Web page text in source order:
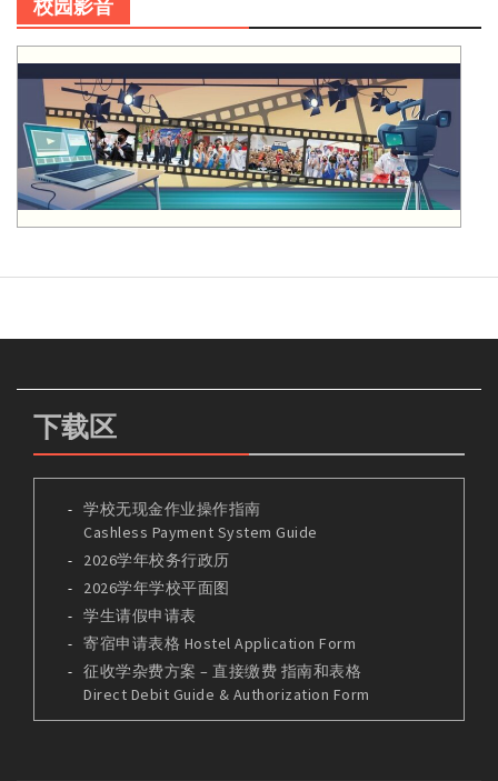
校园影音
下载区
学校无现金作业操作指南
Cashless Payment System Guide
2026学年校务行政历
2026学年学校平面图
学生请假申请表
寄宿申请表格 Hostel Application Form
征收学杂费方案 – 直接缴费 指南和表格
Direct Debit Guide & Authorization Form